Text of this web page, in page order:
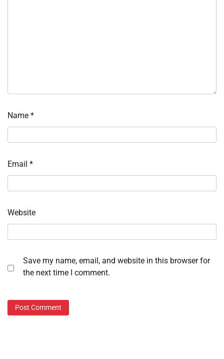
Name *
Email *
Website
Save my name, email, and website in this browser for
the next time I comment.